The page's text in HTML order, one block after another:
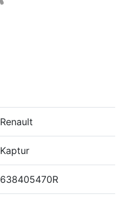
Renault
Kaptur
638405470R